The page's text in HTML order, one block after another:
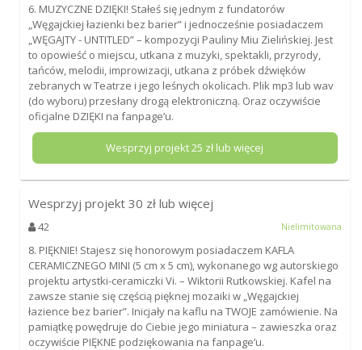
6. MUZYCZNE DZIĘKI! Stałeś się jednym z fundatorów
„Węgajckiej łazienki bez barier” i jednocześnie posiadaczem
„WĘGAJTY - UNTITLED” – kompozycji Pauliny Miu Zielińskiej. Jest
to opowieść o miejscu, utkana z muzyki, spektakli, przyrody,
tańców, melodii, improwizacji, utkana z próbek dźwięków
zebranych w Teatrze i jego leśnych okolicach. Plik mp3 lub wav
(do wyboru) przesłany drogą elektroniczną. Oraz oczywiście
oficjalne DZIĘKI na fanpage’u.
Wesprzyj projekt25 zł lub więcej
Wesprzyj projekt 30 zł lub więcej
42 Nielimitowana
8. PIĘKNIE! Stajesz się honorowym posiadaczem KAFLA
CERAMICZNEGO MINI (5 cm x 5 cm), wykonanego wg autorskiego
projektu artystki-ceramiczki Vi. – Wiktorii Rutkowskiej. Kafel na
zawsze stanie się częścią pięknej mozaiki w „Węgajckiej
łazience bez barier”. Inicjały na kaflu na TWOJE zamówienie. Na
pamiątkę powędruje do Ciebie jego miniatura – zawieszka oraz
oczywiście PIĘKNE podziękowania na fanpage’u.